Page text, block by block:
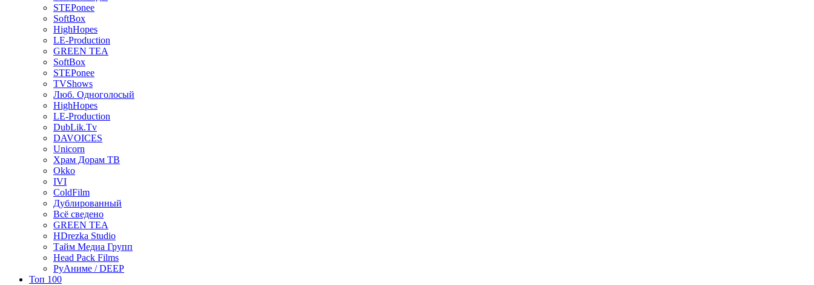
STEPonee
SoftBox
HighHopes
LE-Production
GREEN TEA
SoftBox
STEPonee
TVShows
Люб. Одноголосый
HighHopes
LE-Production
DubLik.Tv
DAVOICES
Unicorn
Храм Дорам ТВ
Okko
IVI
ColdFilm
Дублированный
Всё сведено
GREEN TEA
HDrezka Studio
Тайм Медиа Групп
Head Pack Films
РуАниме / DEEP
Топ 100